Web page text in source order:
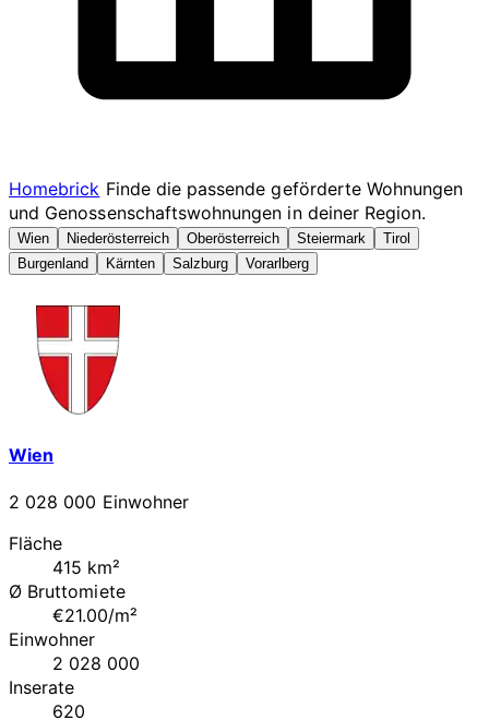
Homebrick Finde die passende geförderte Wohnungen
und Genossenschaftswohnungen in deiner Region.
Wien Niederösterreich Oberösterreich Steiermark
Tirol
Burgenland
Kärnten Salzburg Vorarlberg
Wien
2 028 000 Einwohner
Fläche
415 km²
Ø Bruttomiete
€21.00/m²
Einwohner
2 028 000
Inserate
620